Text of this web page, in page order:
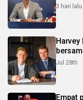
3 hari lalu
Harvey
Jul 28th
Empat